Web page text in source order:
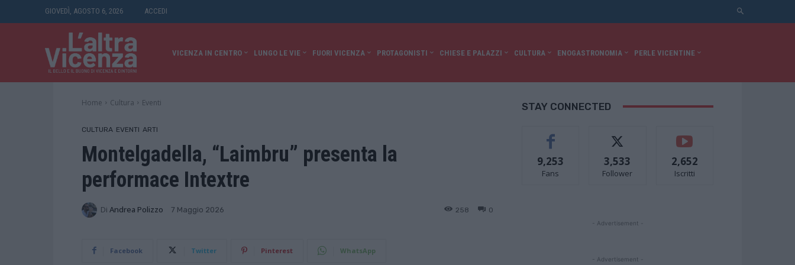
GIOVEDÌ, AGOSTO 6, 2026 ACCEDI
VICENZA IN CENTRO LUNGO LE VIE FUORI VICENZA PROTAGONISTI CHIESE E PALAZZI CULTURA ENOGASTRONOMIA PERLE VICENTINE
Home Cultura Eventi
CULTURA EVENTI ARTI
Montelgadella, “Laimbru” presenta la
performace Intextre
Di Andrea Polizzo 7 Maggio 2026 0
258
Facebook Twitter Pinterest WhatsApp
STAY CONNECTED
9,253
Fans
3,533
Follower
2,652
Iscritti
- Advertisement -
- Advertisement -